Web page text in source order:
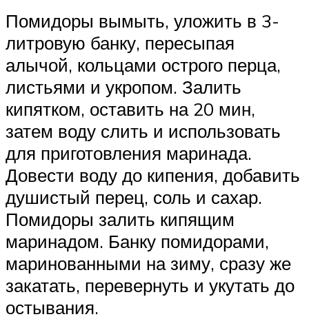
Помидоры вымыть, уложить в 3-
литровую банку, пересыпая
алычой, кольцами острого перца,
листьями и укропом. Залить
кипятком, оставить на 20 мин,
затем воду слить и использовать
для приготовления маринада.
Довести воду до кипения, добавить
душистый перец, соль и сахар.
Помидоры залить кипящим
маринадом. Банку помидорами,
маринованными на зиму, сразу же
закатать, перевернуть и укутать до
остывания.